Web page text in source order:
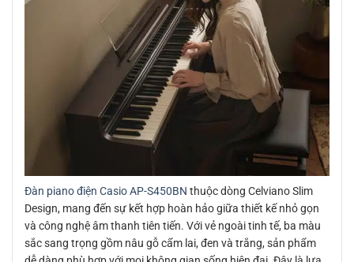
Đàn piano điện Casio AP-S450BN thuộc dòng Celviano Slim
Design, mang đến sự kết hợp hoàn hảo giữa thiết kế nhỏ gọn
và công nghệ âm thanh tiên tiến. Với vẻ ngoài tinh tế, ba màu
sắc sang trọng gồm nâu gỗ cẩm lai, đen và trắng, sản phẩm